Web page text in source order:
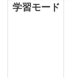
学習モード